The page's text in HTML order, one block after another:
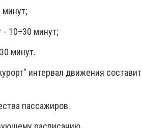
минут;
- 10÷30 минут;
минут.
интервал движения составит
пассажиров.